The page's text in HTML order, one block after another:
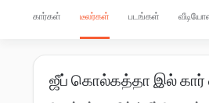
கார்கள் டீலர்கள் படங்கள்
ஜீப் கொல்கத்தா இல்